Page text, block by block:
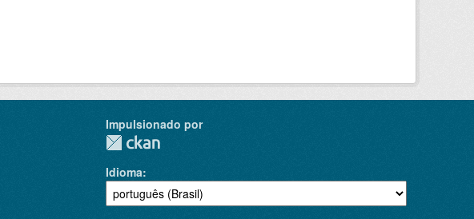
Impulsionado por
Idioma